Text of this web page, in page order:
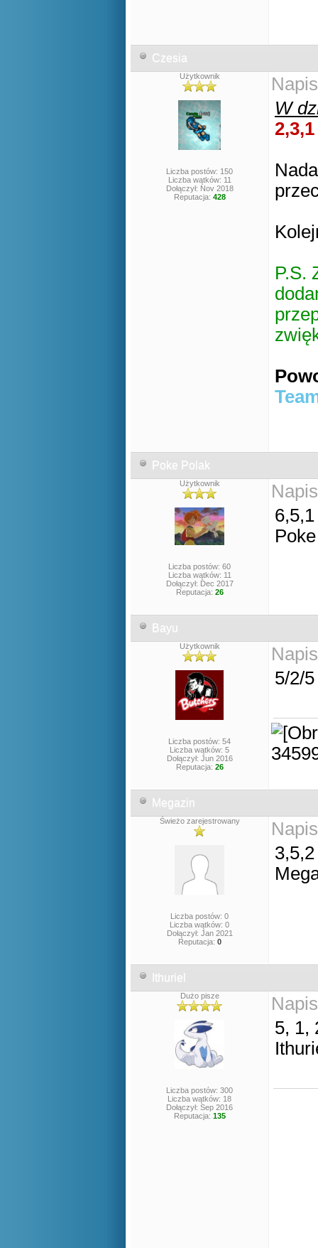
Czesia
Użytkownik
Liczba postów: 150
Liczba wątków: 11
Dołączył: Nov 2018
Reputacja: 428
W
2,3,1
P.S.
Poke Polak
Użytkownik
Liczba postów: 60
Liczba wątków: 11
Dołączył: Dec 2017
Reputacja: 26
6,5,1
Bayu
Użytkownik
Liczba postów: 54
Liczba wątków: 5
Dołączył: Jun 2016
Reputacja: 26
5/2/
Megazin
Świeżo zarejestrowany
Liczba postów: 0
Liczba wątków: 0
Dołączył: Jan 2021
Reputacja: 0
3,5,2
Ithuriel
Dużo pisze
Liczba postów: 300
Liczba wątków: 18
Dołączył: Sep 2016
Reputacja: 135
5, 1,